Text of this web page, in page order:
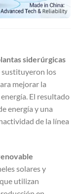
siderúrgicas
sustituyeron los
mejorar la
El resultado
energía y una
de la línea
solares y
utilizan